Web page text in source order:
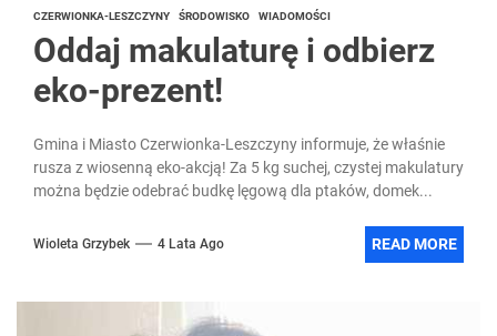
CZERWIONKA-LESZCZYNY ŚRODOWISKO WIADOMOŚCI
Oddaj makulaturę i odbierz
eko-prezent!
Gmina i Miasto Czerwionka-Leszczyny informuje, że właśnie
rusza z wiosenną eko-akcją! Za 5 kg suchej, czystej makulatury
można będzie odebrać budkę lęgową dla ptaków, domek...
Wioleta Grzybek 4 Lata Ago READ MORE